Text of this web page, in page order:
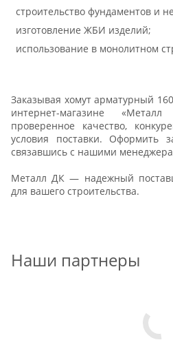
строительство фундаментов и
изготовление ЖБИ изделий;
использование в монолитном
Заказывая хомут арматурный
интернет-магазине
проверенное качество,
условия поставки. Оформить
связавшись с нашими
Металл ДК — надежный
для вашего строительства.
Наши партнеры